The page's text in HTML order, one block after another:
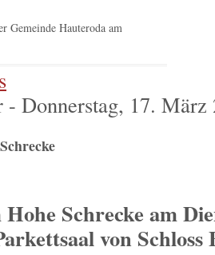
Gemeinde Hauteroda am
- Donnerstag, 17. März
Schrecke am
von Schloss